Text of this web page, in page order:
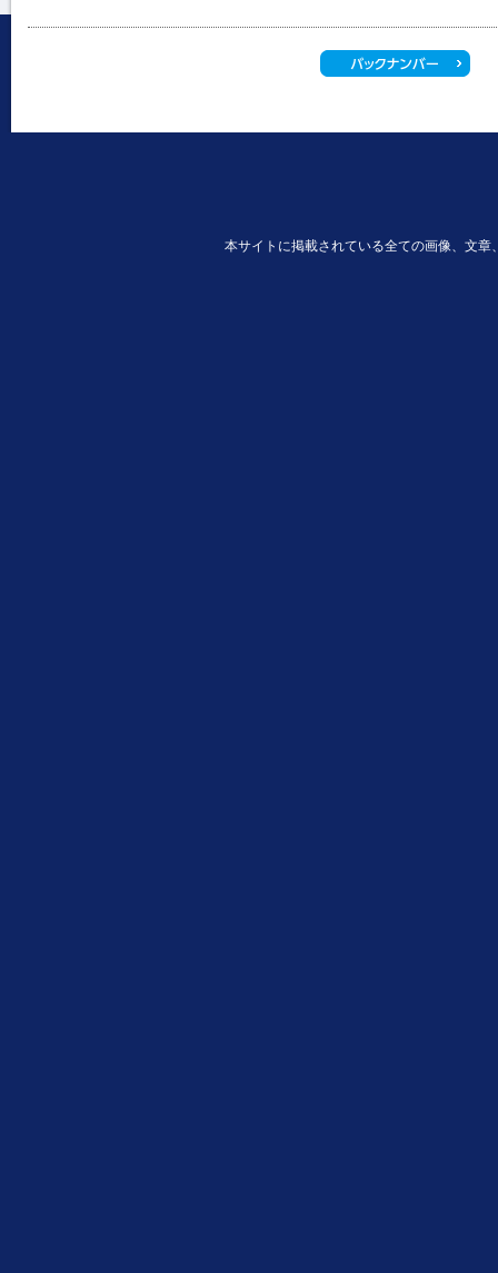
本サイトに掲載されている全ての画像、文